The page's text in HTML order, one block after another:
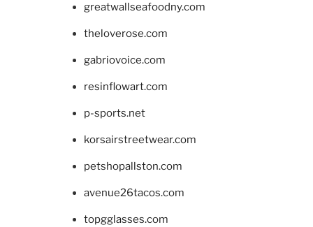
greatwallseafoodny.com
theloverose.com
gabriovoice.com
resinflowart.com
p-sports.net
korsairstreetwear.com
petshopallston.com
avenue26tacos.com
topgglasses.com